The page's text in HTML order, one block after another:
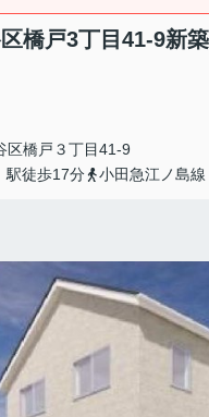
区橋戸3丁目41-9
区橋戸 ３丁目41-9
駅徒歩17分
小田急江ノ島